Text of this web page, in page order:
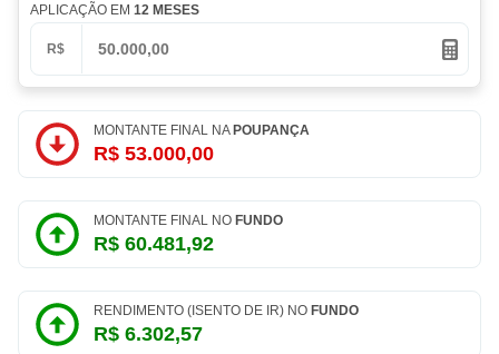
APLICAÇÃO EM 12 MESES
R$
MONTANTE FINAL NA POUPANÇA
R$ 53.000,00
MONTANTE FINAL NO FUNDO
R$ 60.481,92
RENDIMENTO (ISENTO DE IR) NO FUNDO
R$ 6.302,57